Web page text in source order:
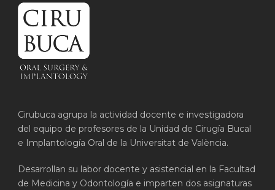
Cirubuca agrupa la actividad docente e investigadora
del equipo de profesores de la Unidad de Cirugía Bucal
e Implantología Oral de la Universitat de València.
Desarrollan su labor docente y asistencial en la Facultad
de Medicina y Odontología e imparten dos asignaturas